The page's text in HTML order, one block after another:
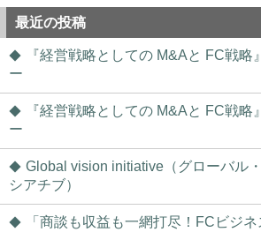
最近の投稿
『経営戦略としての M&Aと FC戦略
ー
『経営戦略としての M&Aと FC戦略
ー
Global vision initiative（グローバル
シアチブ）
「商談も収益も一網打尽！FCビジ